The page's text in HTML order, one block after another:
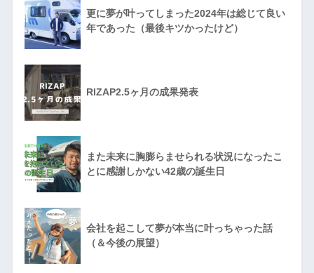
更に夢が叶ってしまった2024年は総じて良い
年であった（最後キツかったけど）
RIZAP2.5ヶ月の成果発表
また未来に胸膨らませられる状況になったこ
とに感謝しかない42歳の誕生日
会社を起こして夢が本当に叶っちゃった話
（＆今後の展望）